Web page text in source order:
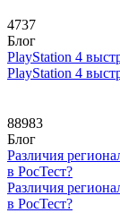
4737
Блог
PlayStation 4
PlayStation 4
88983
Блог
Различия
в РосТест?
Различия
в РосТест?